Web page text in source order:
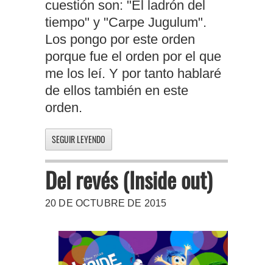
cuestión son: "El ladrón del
tiempo" y "Carpe Jugulum".
Los pongo por este orden
porque fue el orden por el que
me los leí. Y por tanto hablaré
de ellos también en este
orden.
SEGUIR LEYENDO
Del revés (Inside out)
20 DE OCTUBRE DE 2015